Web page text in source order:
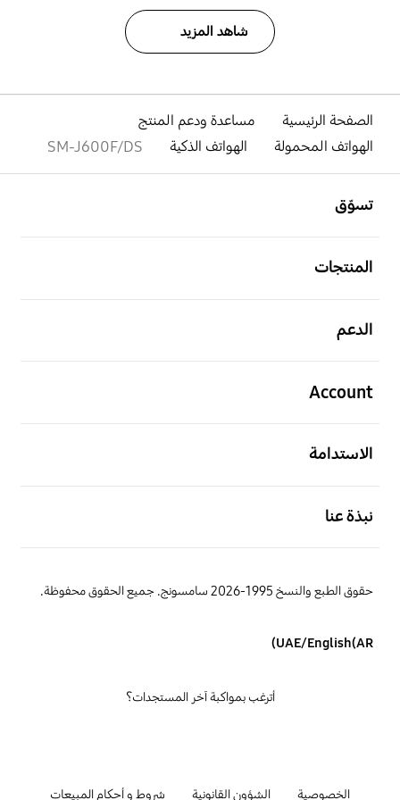
شاهد المزيد
الصفحة الرئيسية
مساعدة ودعم المنتج
الهواتف المحمولة
الهواتف الذكية SM-J600F/DS
تسوّق
المنتجات
الدعم
Account
الاستدامة
نبذة عنا
حقوق الطبع والنسخ 1995-2026 سامسونج. جميع الحقوق محفوظة.
UAE/English(AR)
الخصوصية الشؤون القانونية شروط و أحكام المبيعات
أترغب بمواكبة آخر المستجدات؟